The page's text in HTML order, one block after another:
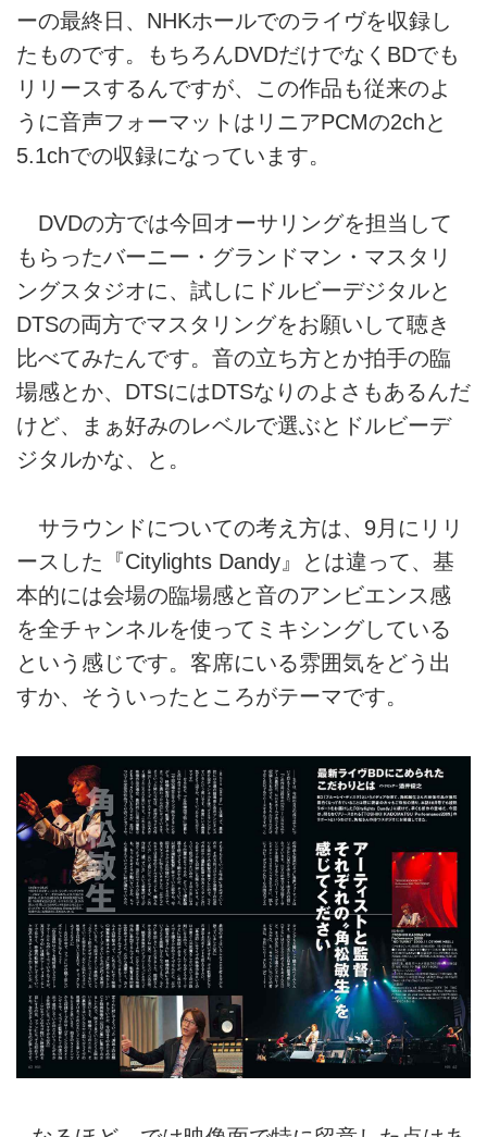
ーの最終日、NHKホールでのライヴを収録し
たものです。もちろんDVDだけでなくBDでも
リリースするんですが、この作品も従来のよ
うに音声フォーマットはリニアPCMの2chと
5.1chでの収録になっています。
DVDの方では今回オーサリングを担当して
もらったバーニー・グランドマン・マスタリ
ングスタジオに、試しにドルビーデジタルと
DTSの両方でマスタリングをお願いして聴き
比べてみたんです。音の立ち方とか拍手の臨
場感とか、DTSにはDTSなりのよさもあるんだ
けど、まぁ好みのレベルで選ぶとドルビーデ
ジタルかな、と。
サラウンドについての考え方は、9月にリリ
ースした『Citylights Dandy』とは違って、基
本的には会場の臨場感と音のアンビエンス感
を全チャンネルを使ってミキシングしている
という感じです。客席にいる雰囲気をどう出
すか、そういったところがテーマです。